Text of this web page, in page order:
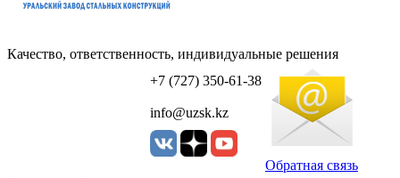
УЗСК Казахстан
Качество, ответственность, индивидуальные решения
+7 (727) 350-61-38
info@uzsk.kz
Обратная связь